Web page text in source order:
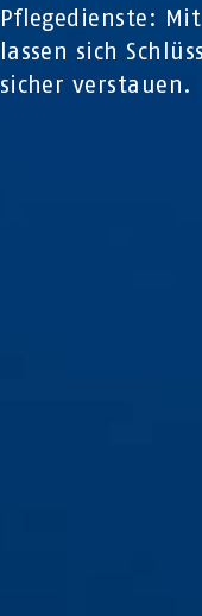
Pflegedienste:
lassen sich
sicher verstauen.